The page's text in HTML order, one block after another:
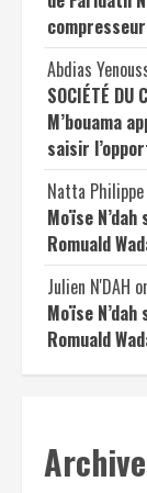
Abdias
SOCIÉTÉ DU
M’bouama
saisir
Natta Philippe
Moïse
Romuald
Julien N'DAH
Moïse
Romuald